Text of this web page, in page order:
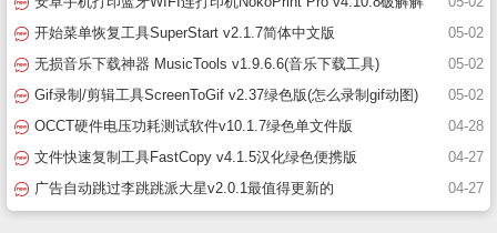
锁高级版
05-02
开始菜单恢复工具SuperStart v2.1.7简体中文版
05-02
无损音乐下载神器 MusicTools v1.9.6.6(音乐下载工具)
05-02
Gif录制/剪辑工具ScreenToGif v2.37绿色版(怎么录制gif动图)
04-28
OCCT硬件电压功耗测试软件v10.1.7绿色单文件版
04-27
文件快速复制工具FastCopy v4.1.5汉化绿色便携版
04-27
广告自动跳过李跳跳派大星v2.0.1最值得更新的